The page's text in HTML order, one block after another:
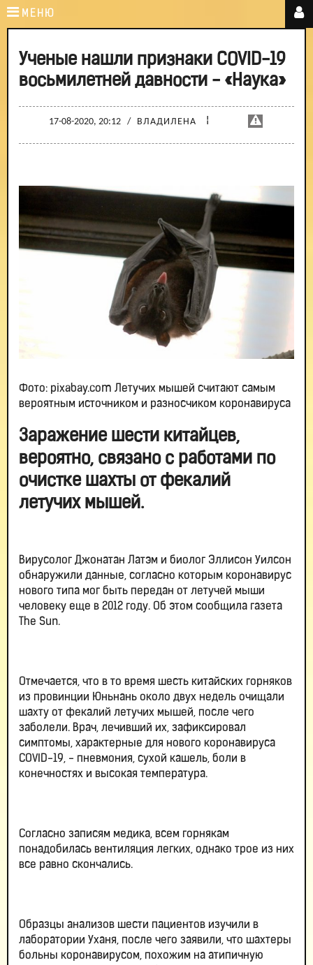
МЕНЮ
Ученые нашли признаки COVID-19
восьмилетней давности - «Наука»
17-08-2020, 20:12 / ВЛАДИЛЕНА ¦
Фото: pixabay.com Летучих мышей считают самым
вероятным источником и разносчиком коронавируса
Заражение шести китайцев,
вероятно, связано с работами по
очистке шахты от фекалий
летучих мышей.
Вирусолог Джонатан Латэм и биолог Эллисон Уилсон
обнаружили данные, согласно которым коронавирус
нового типа мог быть передан от летучей мыши
человеку еще в 2012 году. Об этом сообщила газета
The Sun.
Отмечается, что в то время шесть китайских горняков
из провинции Юньнань около двух недель очищали
шахту от фекалий летучих мышей, после чего
заболели. Врач, лечивший их, зафиксировал
симптомы, характерные для нового коронавируса
COVID-19, - пневмония, сухой кашель, боли в
конечностях и высокая температура.
Согласно записям медика, всем горнякам
понадобилась вентиляция легких, однако трое из них
все равно скончались.
Образцы анализов шести пациентов изучили в
лаборатории Уханя, после чего заявили, что шахтеры
больны коронавирусом, похожим на атипичную